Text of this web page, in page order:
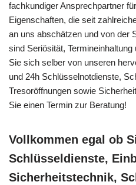
fachkundiger Ansprechpartner
Eigenschaften, die seit
an uns abschätzen und von der
sind Seriösität,
Sie sich selber von unseren
und 24h Schlüsselnotdienste,
Tresoröffnungen sowie
Sie einen Termin zur Beratung!
Vollkommen egal ob
Schlüsseldienste,
Sicherheitstechnik,